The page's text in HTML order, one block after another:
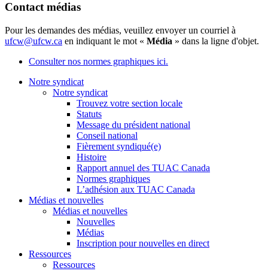
Contact médias
Pour les demandes des médias, veuillez envoyer un courriel à
ufcw@ufcw.ca en indiquant le mot « Média » dans la ligne d'objet.
Consulter nos normes graphiques ici.
Notre syndicat
Notre syndicat
Trouvez votre section locale
Statuts
Message du président national
Conseil national
Fièrement syndiqué(e)
Histoire
Rapport annuel des TUAC Canada
Normes graphiques
L’adhésion aux TUAC Canada
Médias et nouvelles
Médias et nouvelles
Nouvelles
Médias
Inscription pour nouvelles en direct
Ressources
Ressources